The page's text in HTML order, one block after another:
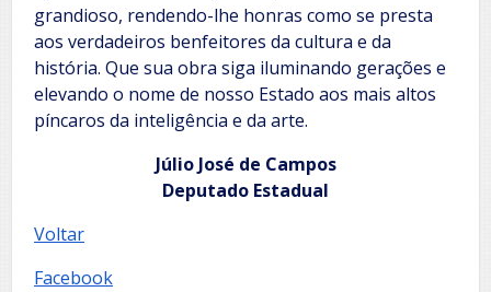
grandioso, rendendo-lhe honras como se presta
aos verdadeiros benfeitores da cultura e da
história. Que sua obra siga iluminando gerações e
elevando o nome de nosso Estado aos mais altos
píncaros da inteligência e da arte.
Júlio José de Campos
Deputado Estadual
Voltar
Facebook